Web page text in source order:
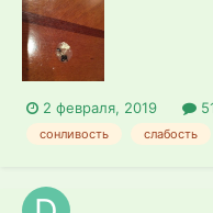
parakeets, ежедневно
(яблоко, морковь,
2 февраля, 2019
сонливость слабость